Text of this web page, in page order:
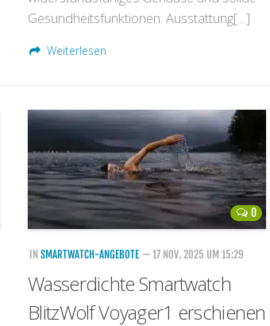
Gesundheitsfunktionen. Ausstattung[…]
Weiterlesen
0
IN SMARTWATCH-ANGEBOTE — 17 NOV. 2025 UM 15:29
Wasserdichte Smartwatch
BlitzWolf Voyager1 erschienen